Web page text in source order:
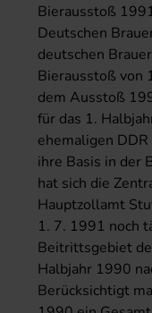
Bierausstoß
Deutschen
deutschen
Bierausstoß von
dem Ausstoß
für das 1.
ehemaligen
ihre Basis in der
hat sich die
Hauptzollamt
1. 7. 1991 noch
Beitrittsgebiet
Halbjahr 1990
Berücksichtigt